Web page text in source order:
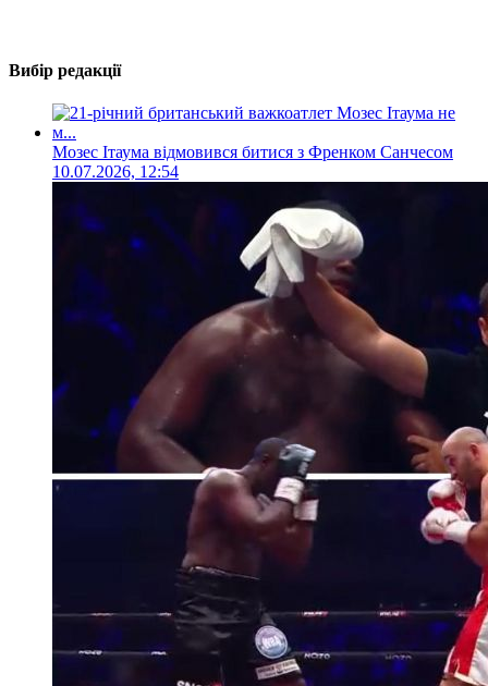
Вибір редакції
Мозес Ітаума відмовився битися з Френком Санчесом
10.07.2026, 12:54